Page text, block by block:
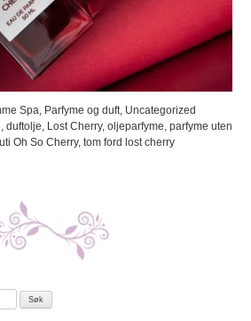
Spa, Parfyme og duft, Uncategorized
, duftolje, Lost Cherry, oljeparfyme, parfyme uten
Oh So Cherry, tom ford lost cherry
mandel,
plomme